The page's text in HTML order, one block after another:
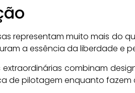
representam muito mais do
a essência da liberdade e
extraordinárias combinam
de pilotagem enquanto